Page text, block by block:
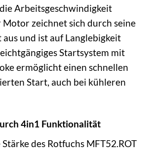
Arbeitsgeschwindigkeit
zeichnet sich durch seine
und ist auf Langlebigkeit
Startsystem mit
ermöglicht einen schnellen
Start, auch bei kühleren
4in1 Funktionalität
des Rotfuchs MFT52.ROT